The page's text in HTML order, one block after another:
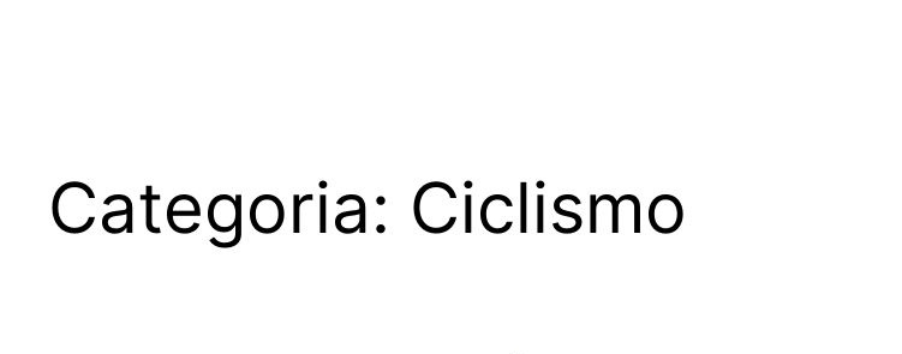
Categoria: Ciclismo